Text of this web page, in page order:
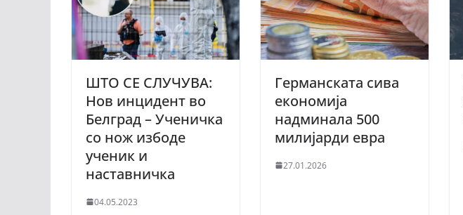
ШТО СЕ СЛУЧУВА:
Нов инцидент во
Белград – Ученичка
со нож избоде
ученик и
наставничка
04.05.2023
Германската сива
економија
надминала 500
милијарди евра
27.01.2026